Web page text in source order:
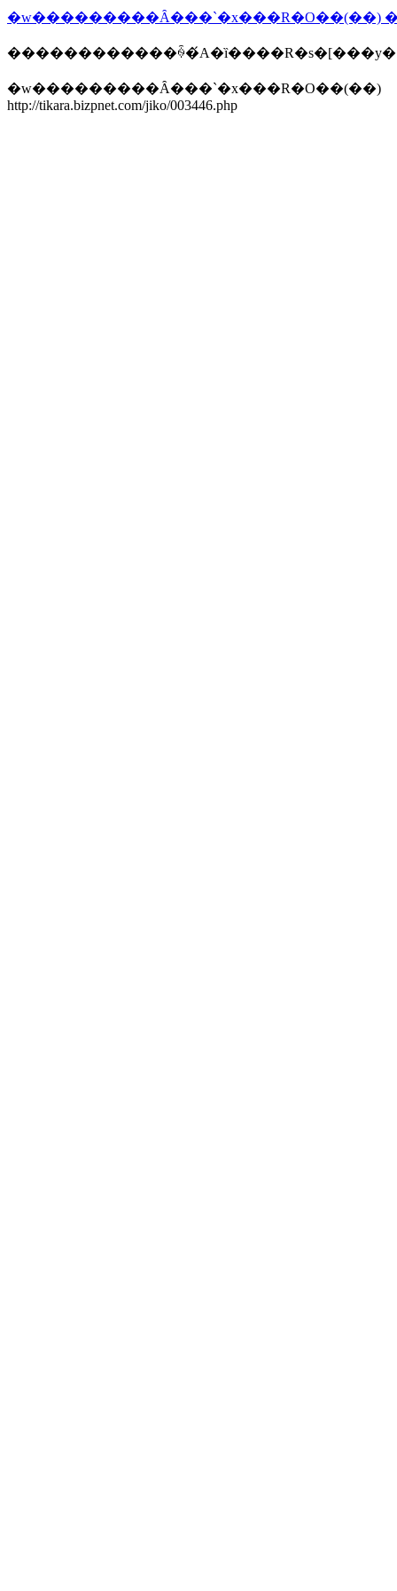
�w���������Ȃ���`�x���R�O��(��)
http://tikara.bizpnet.com/jiko/003446.php